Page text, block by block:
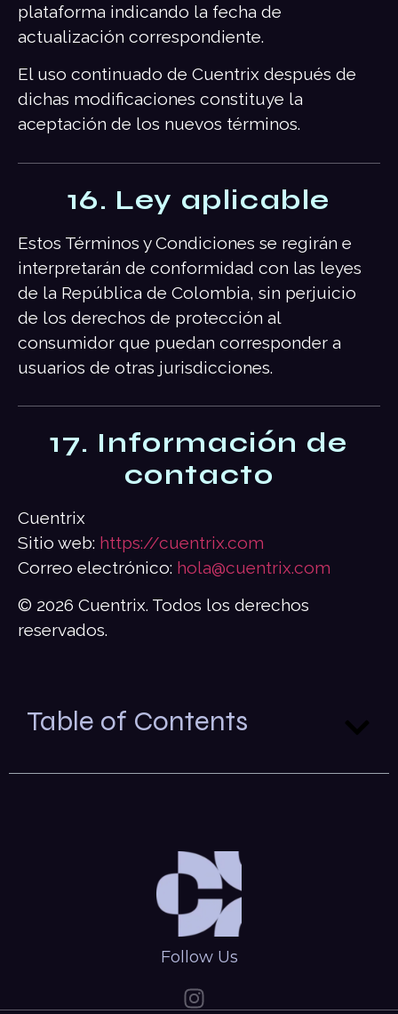
plataforma indicando la fecha de
actualización correspondiente.
El uso continuado de Cuentrix después de
dichas modificaciones constituye la
aceptación de los nuevos términos.
16. Ley aplicable
Estos Términos y Condiciones se regirán e
interpretarán de conformidad con las leyes
de la República de Colombia, sin perjuicio
de los derechos de protección al
consumidor que puedan corresponder a
usuarios de otras jurisdicciones.
17. Información de
contacto
Cuentrix
Sitio web: https://cuentrix.com
Correo electrónico: hola@cuentrix.com
© 2026 Cuentrix. Todos los derechos
reservados.
Table of Contents
Follow Us